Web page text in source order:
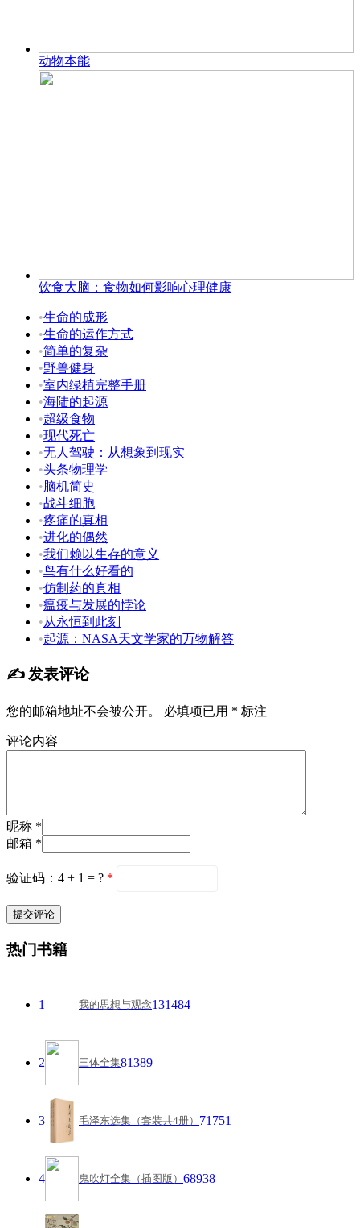
动物本能
饮食大脑：食物如何影响心理健康
•生命的成形
•生命的运作方式
•简单的复杂
•野兽健身
•室内绿植完整手册
•海陆的起源
•超级食物
•现代死亡
•无人驾驶：从想象到现实
•头条物理学
•脑机简史
•战斗细胞
•疼痛的真相
•进化的偶然
•我们赖以生存的意义
•鸟有什么好看的
•仿制药的真相
•瘟疫与发展的悖论
•从永恒到此刻
•起源：NASA天文学家的万物解答
✍️ 发表评论
您的邮箱地址不会被公开。 必填项已用 * 标注
评论内容
昵称 *
邮箱 *
验证码：4 + 1 = ? *
热门书籍
1 我的思想与观念131484
2 三体全集81389
3 毛泽东选集（套装共4册） 71751
4 鬼吹灯全集（插图版） 68938